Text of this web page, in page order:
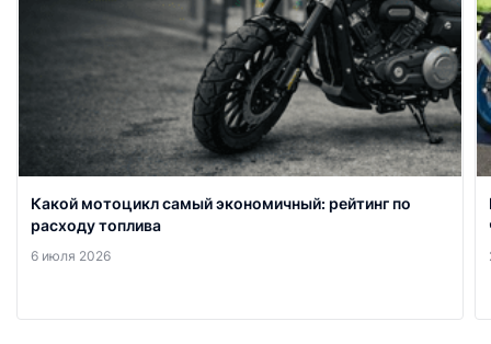
Какой мотоцикл самый экономичный: рейтинг по
расходу топлива
6 июля 2026